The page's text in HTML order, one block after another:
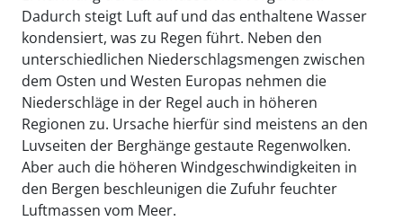
Dadurch steigt Luft auf und das enthaltene Wasser
kondensiert, was zu Regen führt. Neben den
unterschiedlichen Niederschlagsmengen zwischen
dem Osten und Westen Europas nehmen die
Niederschläge in der Regel auch in höheren
Regionen zu. Ursache hierfür sind meistens an den
Luvseiten der Berghänge gestaute Regenwolken.
Aber auch die höheren Windgeschwindigkeiten in
den Bergen beschleunigen die Zufuhr feuchter
Luftmassen vom Meer.